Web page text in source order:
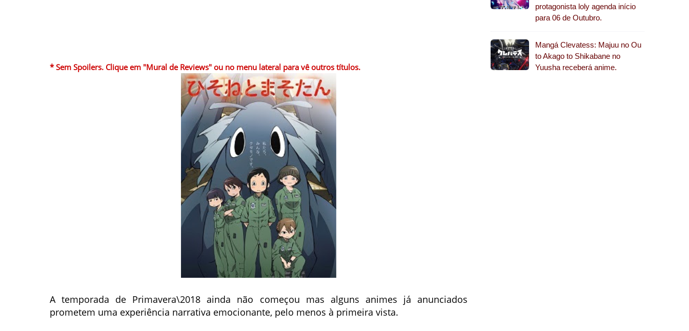
* Sem Spoilers. Clique em "Mural de Reviews" ou no menu lateral para vê outros títulos.
A temporada de Primavera\2018 ainda não começou mas alguns animes já anunciados
prometem uma experiência narrativa emocionante, pelo menos à primeira vista.
protagonista loly agenda início
para 06 de Outubro.
Mangá Clevatess: Majuu no Ou
to Akago to Shikabane no
Yuusha receberá anime.